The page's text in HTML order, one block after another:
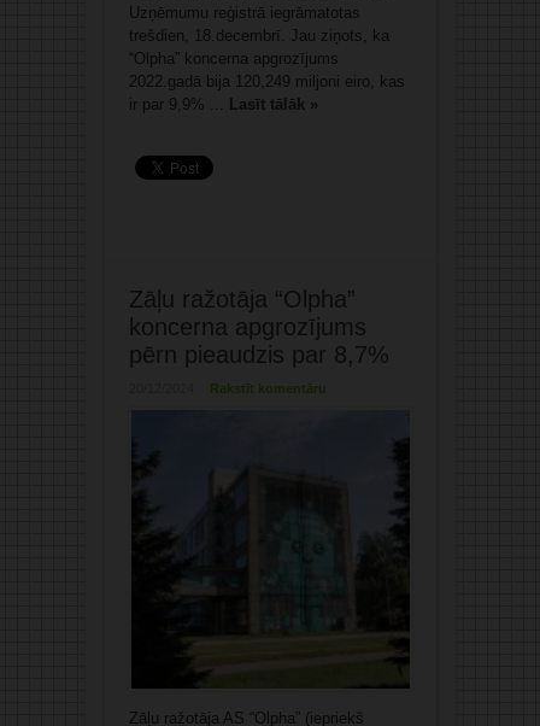
Uzņēmumu reģistrā iegrāmatotas
trešdien, 18.decembrī. Jau ziņots, ka
“Olpha” koncerna apgrozījums
2022.gadā bija 120,249 miljoni eiro, kas
ir par 9,9% ... Lasīt tālāk »
Zāļu ražotāja “Olpha”
koncerna apgrozījums
pērn pieaudzis par 8,7%
Rakstīt komentāru
Zāļu ražotāja AS “Olpha” (iepriekš